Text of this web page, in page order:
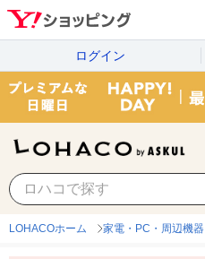
ログイン
LOHACOホーム 家電・PC・周辺機器